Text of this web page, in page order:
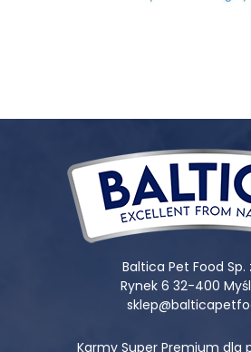
pokojowej, w jednej lub dwóch
aby zapewnić psu stały dostęp do
Baltica Pet Food Sp.
Rynek 6 32-400
Karmy Super Premium dla